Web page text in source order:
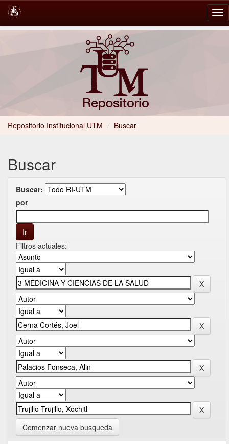
Repositorio Institucional UTM / Buscar
Buscar
Buscar:
por
Filtros actuales:
Comenzar nueva busqueda